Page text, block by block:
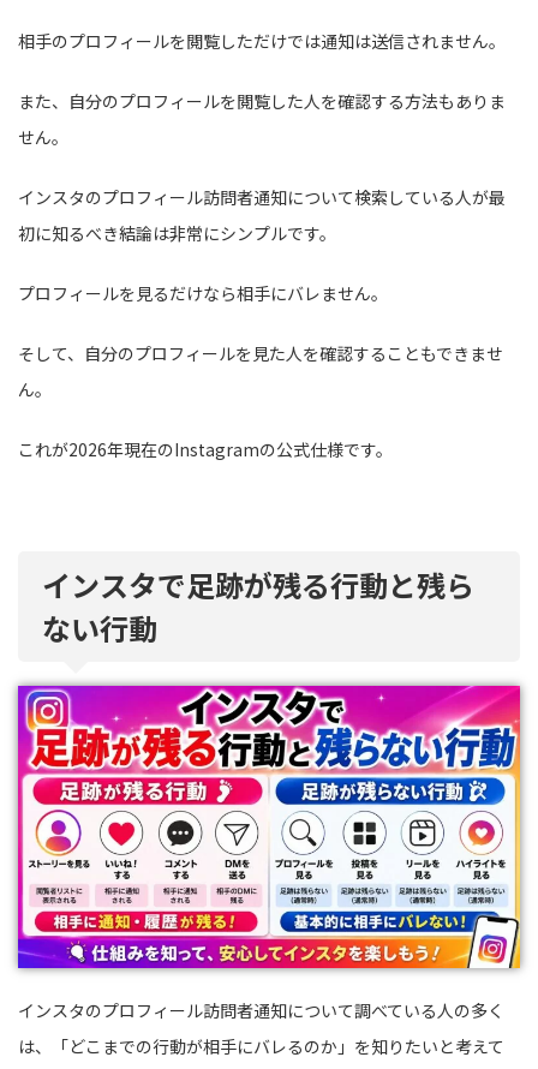
相手のプロフィールを閲覧しただけでは通知は送信されません。
また、自分のプロフィールを閲覧した人を確認する方法もありま
せん。
インスタのプロフィール訪問者通知について検索している人が最
初に知るべき結論は非常にシンプルです。
プロフィールを見るだけなら相手にバレません。
そして、自分のプロフィールを見た人を確認することもできませ
ん。
これが2026年現在のInstagramの公式仕様です。
インスタで足跡が残る行動と残ら
ない行動
インスタのプロフィール訪問者通知について調べている人の多く
は、「どこまでの行動が相手にバレるのか」を知りたいと考えて